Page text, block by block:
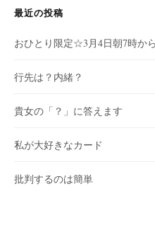
最近の投稿
おひとり限定☆3月4日朝7時か
行先は？内緒？
貴女の「？」に答えます
私が大好きなカード
批判するのは簡単